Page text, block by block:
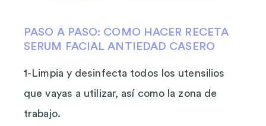
PASO A PASO: COMO HACER RECETA
SERUM FACIAL ANTIEDAD CASERO
1-Limpia y desinfecta todos los utensilios
que vayas a utilizar, así como la zona de
trabajo.